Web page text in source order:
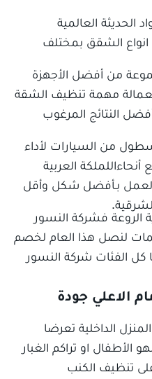
الحديثة العالمية
الشقق بمختلف
من أفضل الأجهزة
مهمة تنظيف الشقة
النتائج المرغوب
من السيارات لأداء
العربية
العمل بـأفضل شكل وأقل
الروعة فشركة النسور
لنصل هذا العام لخصم
الاعلي جودة
الداخلية تعرضا
الأطفال او تراكم الغبار
تنظيف الكنب